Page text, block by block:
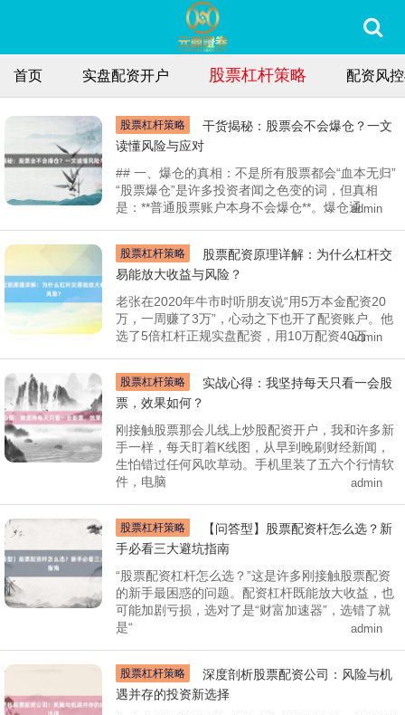
首页 实盘配资开户 股票杠杆策略 配资风
股票杠杆策略
读懂风险与应对
## 一、爆仓的真相：不是所有股票都会“血本无归”
“股票爆仓”是许多投资者闻之色变的词，但真相
是：**普通股票账户本身不会爆仓**。爆仓通admin
股票杠杆策略
易能放大收益与风险？
老张在2020年牛市时听朋友说“用5万本金配资20
万，一周赚了3万”，心动之下也开了配资账户。他
选了5倍杠杆正规实盘配资，用10万配资40万admin
股票杠杆策略
票，效果如何？
刚接触股票那会儿线上炒股配资开户，我和许多新
手一样，每天盯着K线图，从早到晚刷财经新闻，
生怕错过任何风吹草动。手机里装了五六个行情软
件，电脑
admin
股票杠杆策略
手必看三大避坑指南
“股票配资杠杆怎么选？”这是许多刚接触股票配资
的新手最困惑的问题。配资杠杆既能放大收益，也
可能加剧亏损，选对了是“财富加速器”，选错了就
是“
admin
股票杠杆策略
遇并存的投资新选择